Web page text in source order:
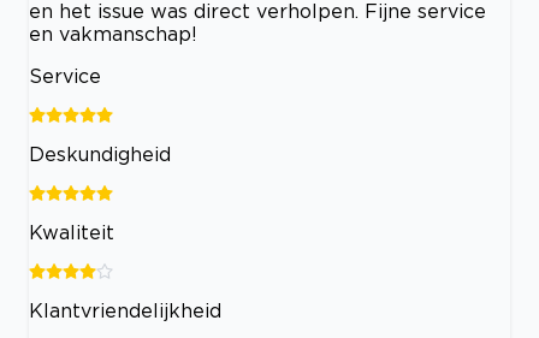
en het issue was direct verholpen. Fijne service
en vakmanschap!
Service
Deskundigheid
Kwaliteit
Klantvriendelijkheid